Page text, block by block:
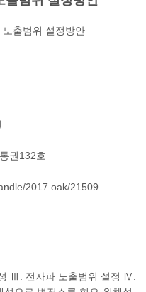
출범위 설정방안
권132호
2017.oak/21509
Ⅲ. 전자파 노출범위 설정 Ⅳ.